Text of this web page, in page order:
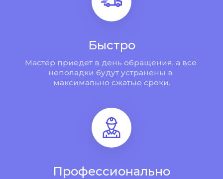
Быстро
Мастер приедет в день обращения, а все
неполадки будут устранены в
максимально сжатые сроки.
Профессионально